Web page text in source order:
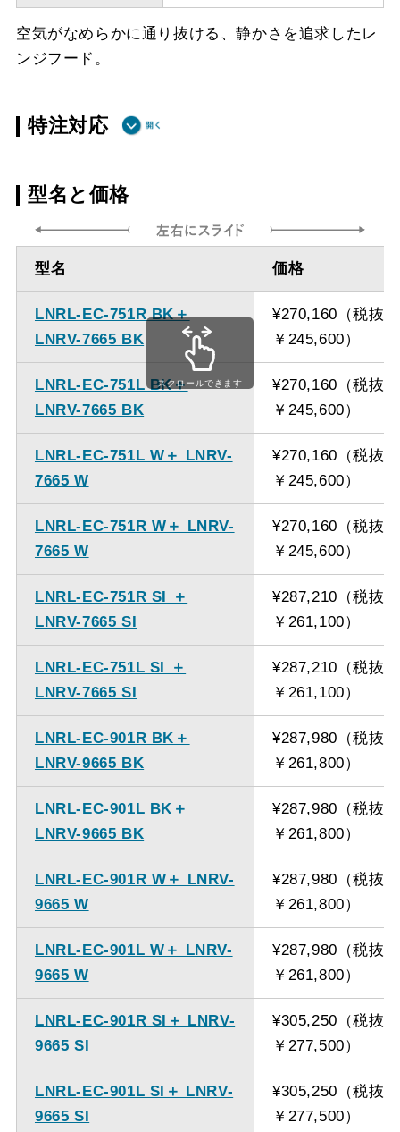
空気がなめらかに通り抜ける、静かさを追求したレ
ンジフード。
特注対応
方給排気
ダクト方向 上
方給排気
最大寸法 870ｍｍ
備考
点検口を設けての最小寸
法は弊社にお問い合わせ
ください。
型名と価格
型名 価格
LNRL-EC-751R BK＋
LNRV-7665 BK
¥270,160（税抜
￥245,600）
LNRL-EC-751L BK＋
LNRV-7665 BK
¥270,160（税抜
￥245,600）
LNRL-EC-751L W＋ LNRV-
7665 W
¥270,160（税抜
￥245,600）
LNRL-EC-751R W＋ LNRV-
7665 W
¥270,160（税抜
￥245,600）
LNRL-EC-751R SI ＋
LNRV-7665 SI
¥287,210（税抜
￥261,100）
LNRL-EC-751L SI ＋
LNRV-7665 SI
¥287,210（税抜
￥261,100）
LNRL-EC-901R BK＋
LNRV-9665 BK
¥287,980（税抜
￥261,800）
LNRL-EC-901L BK＋
LNRV-9665 BK
¥287,980（税抜
￥261,800）
LNRL-EC-901R W＋ LNRV-
9665 W
¥287,980（税抜
￥261,800）
LNRL-EC-901L W＋ LNRV-
9665 W
¥287,980（税抜
￥261,800）
LNRL-EC-901R SI＋ LNRV-
9665 SI
¥305,250（税抜
￥277,500）
LNRL-EC-901L SI＋ LNRV-
9665 SI
¥305,250（税抜
￥277,500）
スクロールできます